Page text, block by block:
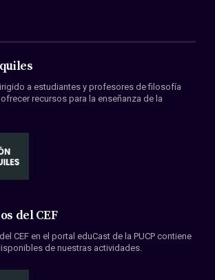
a estudiantes y profesores de filosofía
recursos para la enseñanza de la
del CEF
CEF en el portal eduCast de la PUCP contiene
de nuestras actividades.